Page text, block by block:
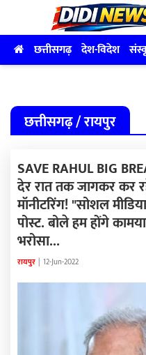
छत्तीसगढ़ देश-विदेश
छत्तीसगढ़ / रायपुर
SAVE RAHUL BIG
देर रात तक जागकर कर
मॉनीटरिंग! "सोशल
पोस्ट. बोले हम होंगे
भरोसा...
रायपुर | 12-Jun-2022